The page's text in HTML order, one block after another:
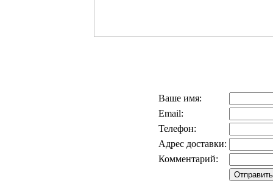
Ваше имя:
Email:
Телефон:
Адрес доставки:
Комментарий: